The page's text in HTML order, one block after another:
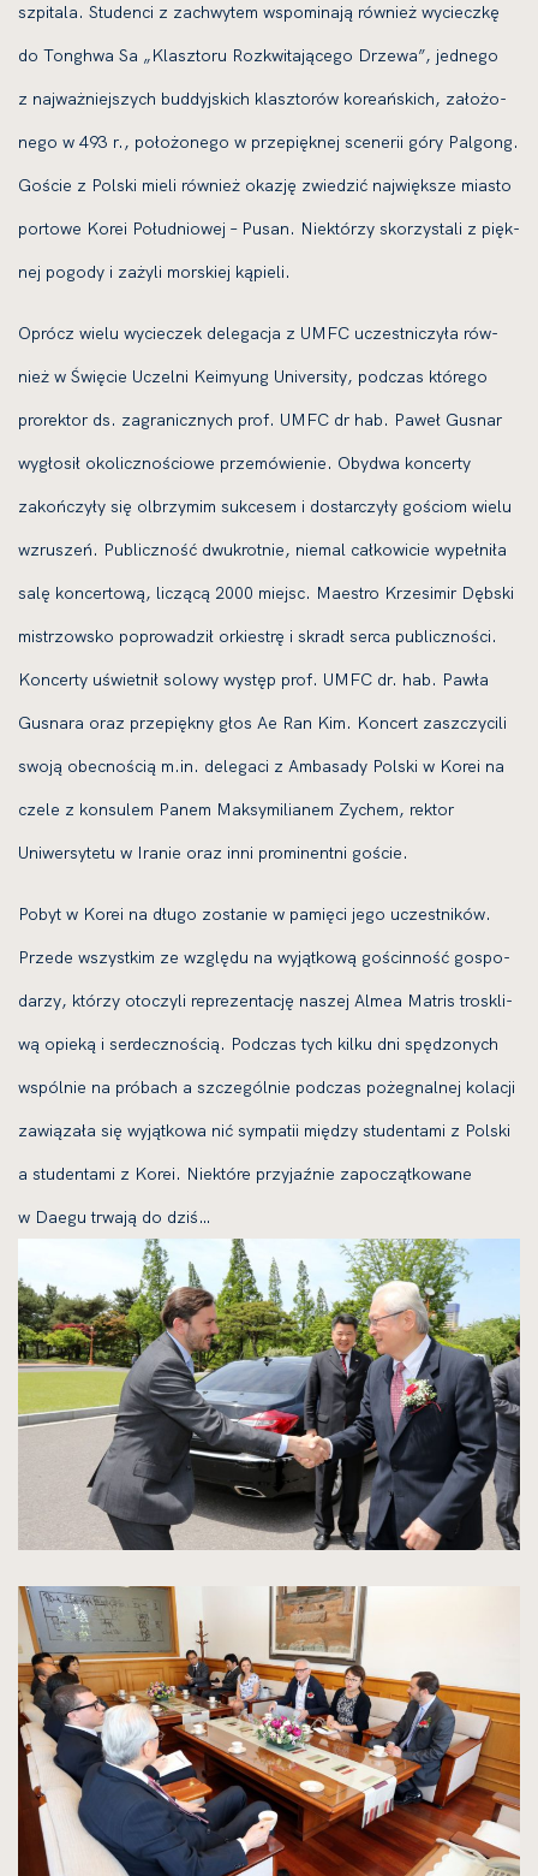
szpi­ta­la. Studenci z zachwy­tem wspo­mi­na­ją rów­nież wyciecz­kę
do Tonghwa Sa „Klasztoru Rozkwitającego Drzewa”, jed­ne­go
z naj­waż­niej­szych bud­dyj­skich klasz­to­rów kore­ań­skich, zało­żo­
ne­go w 493 r., poło­żo­ne­go w prze­pięk­nej sce­ne­rii góry Palgong.
Goście z Polski mie­li rów­nież oka­zję zwie­dzić naj­więk­sze mia­sto
por­to­we Korei Południowej – Pusan. Niektórzy sko­rzy­sta­li z pięk­
nej pogo­dy i zaży­li mor­skiej kąpie­li.
Oprócz wie­lu wycie­czek dele­ga­cja z UMFC uczest­ni­czy­ła rów­
nież w Święcie Uczelni Keimyung University, pod­czas któ­re­go
pro­rek­tor ds. zagra­nicz­nych prof. UMFC dr hab. Paweł Gusnar
wygło­sił oko­licz­no­ścio­we prze­mó­wie­nie. Obydwa kon­cer­ty
zakoń­czy­ły się olbrzy­mim suk­ce­sem i dostar­czy­ły gościom wie­lu
wzru­szeń. Publiczność dwu­krot­nie, nie­mal cał­ko­wi­cie wypeł­ni­ła
salę kon­cer­to­wą, liczą­cą 2000 miejsc. Maestro Krzesimir Dębski
mistrzow­sko popro­wa­dził orkie­strę i skradł ser­ca publicz­no­ści.
Koncerty uświet­nił solo­wy występ prof. UMFC dr. hab. Pawła
Gusnara oraz prze­pięk­ny głos Ae Ran Kim. Koncert zaszczy­ci­li
swo­ją obec­no­ścią m.in. dele­ga­ci z Ambasady Polski w Korei na
cze­le z kon­su­lem Panem Maksymilianem Zychem, rek­tor
Uniwersytetu w Iranie oraz inni pro­mi­nent­ni goście.
Pobyt w Korei na dłu­go zosta­nie w pamię­ci jego uczest­ni­ków.
Przede wszyst­kim ze wzglę­du na wyjąt­ko­wą gościn­ność gospo­
da­rzy, któ­rzy oto­czy­li repre­zen­ta­cję naszej Almea Matris tro­skli­
wą opie­ką i ser­decz­no­ścią. Podczas tych kil­ku dni spę­dzo­nych
wspól­nie na pró­bach a szcze­gól­nie pod­czas poże­gnal­nej kola­cji
zawią­za­ła się wyjąt­ko­wa nić sym­pa­tii mię­dzy stu­den­ta­mi z Polski
a stu­den­ta­mi z Korei. Niektóre przy­jaź­nie zapo­cząt­ko­wa­ne
w Daegu trwa­ją do dziś…
spowoduje
powiększenie
zdjęcia
do
rozmiarów
oryginalnych